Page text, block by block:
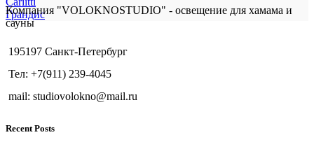
Грандис
Компания "VOLOKNOSTUDIO" - освещение для хамама и
сауны
195197 Санкт-Петербург
Тел: +7(911) 239-4045
mail: studiovolokno@mail.ru
Recent Posts